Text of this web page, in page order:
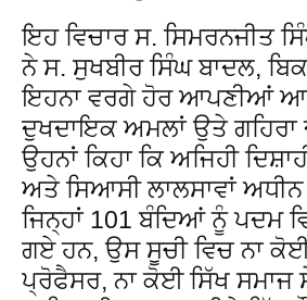
ਇਹ ਵਿਚਾਰ ਸ. ਸਿਮਰਨਜੀਤ
ਨੇ ਸ. ਸੁਖਬੀਰ ਸਿੰਘ ਬਾਦਲ,
ਇਹਨਾ ਵਰਗੇ ਹੋਰ ਆਪਣੀਆਂ
ਦੁਖਦਾਇਕ ਅਮਲਾਂ ਉਤੇ
ਉਹਨਾਂ ਕਿਹਾ ਕਿ ਅਜਿਹੀ
ਅਤੇ ਸਿਆਸੀ ਲਾਲਸਾਵਾਂ
ਜਿਨ੍ਹਾਂ 101 ਬੰਦਿਆਂ ਨੂੰ ਪਦਮ
ਗਏ ਹਨ, ਉਸ ਸੂਚੀ ਵਿਚ ਨਾ
ਪ੍ਰੋਫੈਸਰ, ਨਾ ਕੋਈ ਸਿੱਖ ਸਮਾਜ